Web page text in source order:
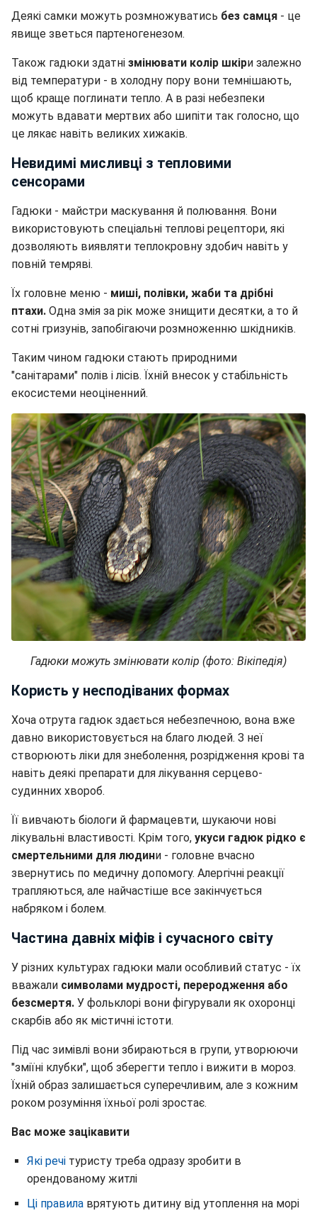
Деякі самки можуть розмножуватись без самця - це
явище зветься партеногенезом.
Також гадюки здатні змінювати колір шкіри залежно
від температури - в холодну пору вони темнішають,
щоб краще поглинати тепло. А в разі небезпеки
можуть вдавати мертвих або шипіти так голосно, що
це лякає навіть великих хижаків.
Невидимі мисливці з тепловими
сенсорами
Гадюки - майстри маскування й полювання. Вони
використовують спеціальні теплові рецептори, які
дозволяють виявляти теплокровну здобич навіть у
повній темряві.
Їх головне меню - миші, полівки, жаби та дрібні
птахи. Одна змія за рік може знищити десятки, а то й
сотні гризунів, запобігаючи розмноженню шкідників.
Таким чином гадюки стають природними
"санітарами" полів і лісів. Їхній внесок у стабільність
екосистеми неоціненний.
Гадюки можуть змінювати колір (фото: Вікіпедія)
Користь у несподіваних формах
Хоча отрута гадюк здається небезпечною, вона вже
давно використовується на благо людей. З неї
створюють ліки для знеболення, розрідження крові та
навіть деякі препарати для лікування серцево-
судинних хвороб.
Її вивчають біологи й фармацевти, шукаючи нові
лікувальні властивості. Крім того, укуси гадюк рідко є
смертельними для людини - головне вчасно
звернутись по медичну допомогу. Алергічні реакції
трапляються, але найчастіше все закінчується
набряком і болем.
Частина давніх міфів і сучасного світу
У різних культурах гадюки мали особливий статус - їх
вважали символами мудрості, переродження або
безсмертя. У фольклорі вони фігурували як охоронці
скарбів або як містичні істоти.
Під час зимівлі вони збираються в групи, утворюючи
"зміїні клубки", щоб зберегти тепло і вижити в мороз.
Їхній образ залишається суперечливим, але з кожним
роком розуміння їхньої ролі зростає.
Вас може зацікавити
Які речі туристу треба одразу зробити в
орендованому житлі
Ці правила врятують дитину від утоплення на морі